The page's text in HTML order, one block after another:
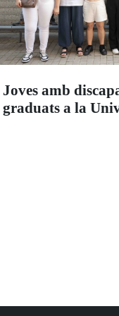
Joves amb
graduats a la